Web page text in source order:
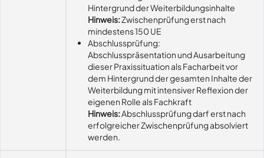
Hintergrund der Weiterbildungsinhalte
Hinweis:Zwischenprüfung erst nach
mindestens 150 UE
Abschlussprüfung:
Abschlusspräsentation und Ausarbeitung
dieser Praxissituation als Facharbeit vor
dem Hintergrund der gesamten Inhalte der
Weiterbildung mit intensiver Reflexion der
eigenen Rolle als Fachkraft
Hinweis:Abschlussprüfung darf erst nach
erfolgreicher Zwischenprüfung absolviert
werden.